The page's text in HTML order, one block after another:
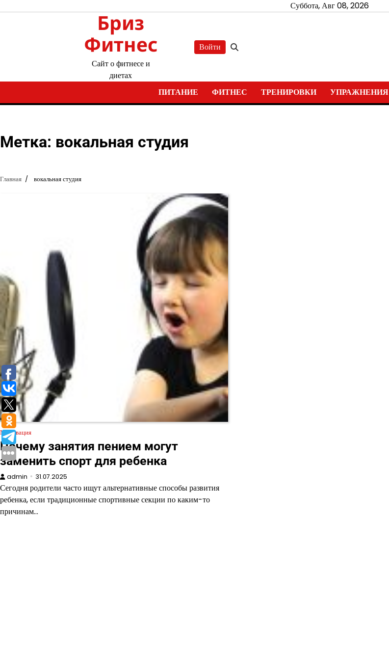
Суббота, Авг 08, 2026
Бриз
Фитнес
Сайт о фитнесе и
диетах
Войти
ПИТАНИЕ ФИТНЕС ТРЕНИРОВКИ УПРАЖНЕНИЯ
Метка: вокальная студия
Главная вокальная студия
Мотивация
Почему занятия пением могут
заменить спорт для ребенка
admin 31.07.2025
Сегодня родители часто ищут альтернативные способы развития
ребенка, если традиционные спортивные секции по каким-то
причинам…